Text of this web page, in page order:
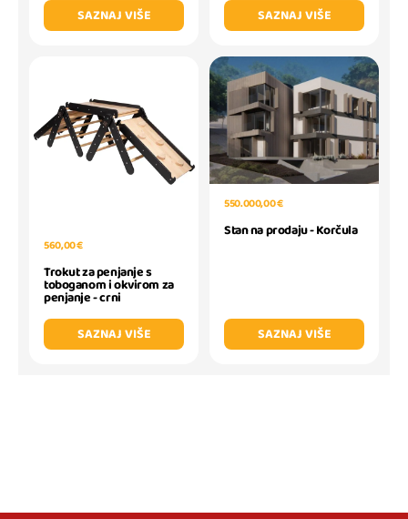
SAZNAJ VIŠE
SAZNAJ VIŠE
560,00 €
Trokut za penjanje s
toboganom i okvirom za
penjanje - crni
SAZNAJ VIŠE
550.000,00 €
Stan na prodaju - Korčula
SAZNAJ VIŠE